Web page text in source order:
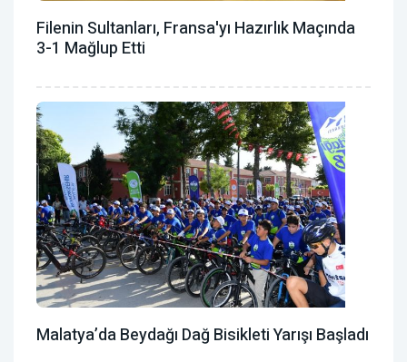
Filenin Sultanları, Fransa'yı Hazırlık Maçında
3-1 Mağlup Etti
Malatya’da Beydağı Dağ Bisikleti Yarışı Başladı